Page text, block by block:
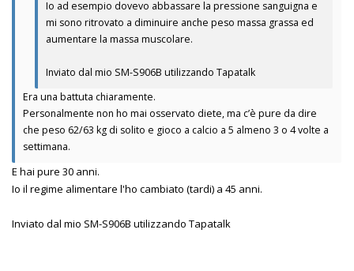
Io ad esempio dovevo abbassare la pressione sanguigna e
mi sono ritrovato a diminuire anche peso massa grassa ed
aumentare la massa muscolare.
Inviato dal mio SM-S906B utilizzando Tapatalk
Era una battuta chiaramente.
Personalmente non ho mai osservato diete, ma c’è pure da dire
che peso 62/63 kg di solito e gioco a calcio a 5 almeno 3 o 4 volte a
settimana.
E hai pure 30 anni.
Io il regime alimentare l'ho cambiato (tardi) a 45 anni.
Inviato dal mio SM-S906B utilizzando Tapatalk